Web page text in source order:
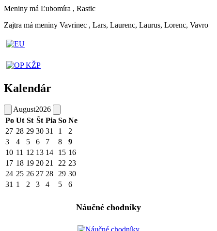
Meniny má Ľubomíra , Rastic
Zajtra má meniny Vavrinec , Lars, Laurenc, Laurus, Lorenc, Vavro
Kalendár
August2026
Po Ut St Št Pia So Ne
27 28 29 30 31 1
2
3
4 5 6 7 8
9
10 11 12 13 14 15 16
17 18 19 20 21 22 23
24 25 26 27 28 29 30
31 1 2 3 4 5 6
Náučné chodníky